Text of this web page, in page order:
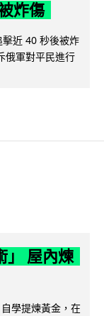
炸傷
近 40 秒後被炸
俄軍對平民進行
」 屋內煉
學提煉黃金，在